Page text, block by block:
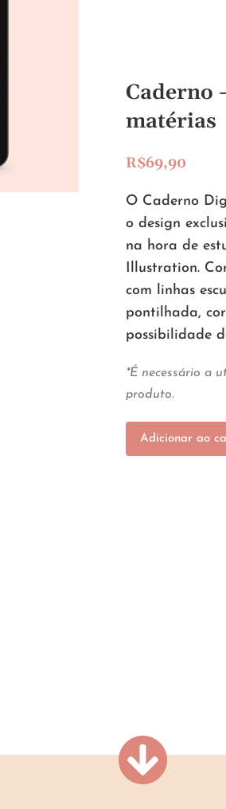
Caderno
matérias
R$69,90
O Caderno
o design
na hora de
Illustration.
com linhas
pontilhada,
possibilidade
*É necessário a
produto.
Adicionar ao